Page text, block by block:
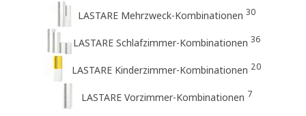
LASTARE Mehrzweck-Kombinationen 30
LASTARE Schlafzimmer-Kombinationen 36
LASTARE Kinderzimmer-Kombinationen 20
LASTARE Vorzimmer-Kombinationen 7